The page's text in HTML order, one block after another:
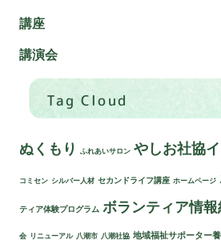
講座
講演会
Tag Cloud
ぬくもり ふれあいサロン やしお社協
コミセン シルバー人材 セカンドライフ講座 ホームページ
ティア体験プログラム ボランティア情報
会 リニューアル 八潮市 八潮社協 地域福祉サポーター